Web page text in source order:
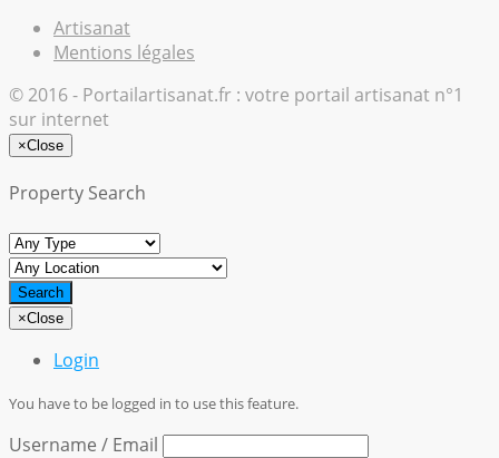
Artisanat
Mentions légales
© 2016 - Portailartisanat.fr : votre portail artisanat n°1
sur internet
×Close
Property Search
×Close
Login
You have to be logged in to use this feature.
Username / Email